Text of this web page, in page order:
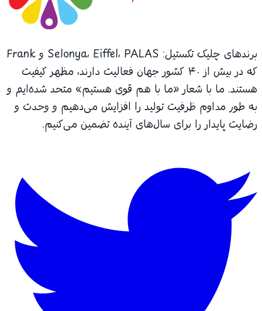
برندهای چلیک تکستیل: Selonya، Eiffel، PALAS و Frank
که در بیش از ۴۰ کشور جهان فعالیت دارند، مظهر کیفیت
هستند. ما با شعار «ما با هم قوی هستیم» متحد شده‌ایم و
به طور مداوم ظرفیت تولید را افزایش می‌دهیم و وحدت و
رضایت پایدار را برای سال‌های آینده تضمین می‌کنیم.